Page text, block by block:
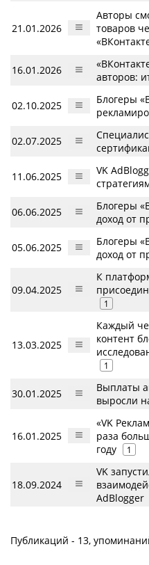
21.01.2026
Авторы
товаров
16.01.2026
авторов:
02.10.2025
Блогеры
02.07.2025
11.06.2025
VK
06.06.2025
Блогеры
доход от
05.06.2025
Блогеры
доход от
09.04.2025
К
1
13.03.2025
Каждый
контент
1
30.01.2025
Выплаты
выросли
16.01.2025
«VK
раза
году
1
18.09.2024
VK
AdBlogger
Публикаций - 13,